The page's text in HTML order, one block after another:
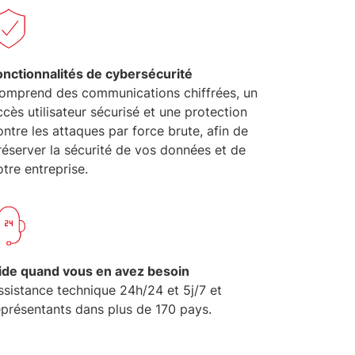
de cybersécurité
des communications chiffrées, un
utilisateur sécurisé et une protection
les attaques par force brute, afin de
la sécurité de vos données et de
entreprise.
quand vous en avez besoin
technique 24h/24 et 5j/7 et
dans plus de 170 pays.